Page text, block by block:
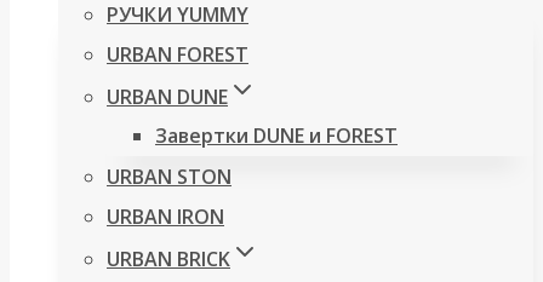
РУЧКИ YUMMY
URBAN FOREST
URBAN DUNE
Завертки DUNE и FOREST
URBAN STON
URBAN IRON
URBAN BRICK